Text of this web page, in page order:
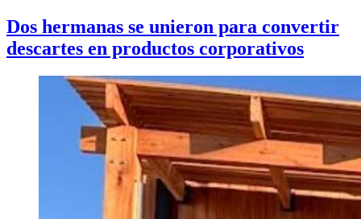
Dos hermanas se unieron para convertir
descartes en productos corporativos